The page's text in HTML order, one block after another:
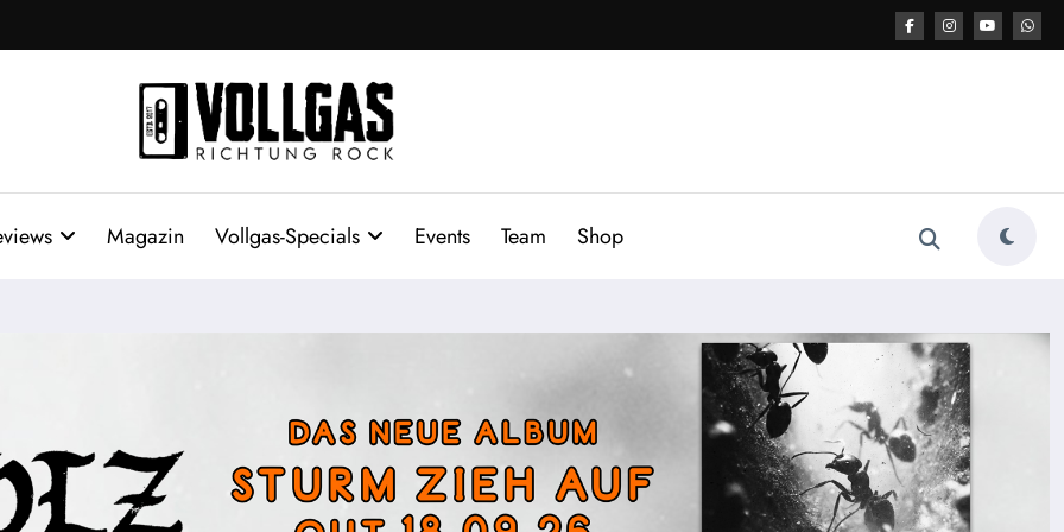
Magazin Vollgas-Specials Events Team Shop